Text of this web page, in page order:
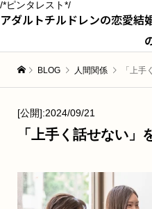
/*ピンタレスト*/
アダルトチルドレンの恋愛結
BLOG 人間関係 「上
[公開]:2024/09/21
「上手く話せない」